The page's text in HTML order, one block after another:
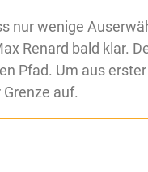
nur wenige
Renard bald klar.
Pfad. Um aus
auf.